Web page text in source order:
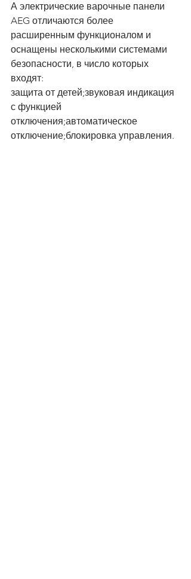
А электрические варочные панели
AEG отличаются более
расширенным функционалом и
оснащены несколькими системами
безопасности, в число которых
входят:
защита от детей;звуковая индикация
с функцией
отключения;автоматическое
отключение;блокировка управления.